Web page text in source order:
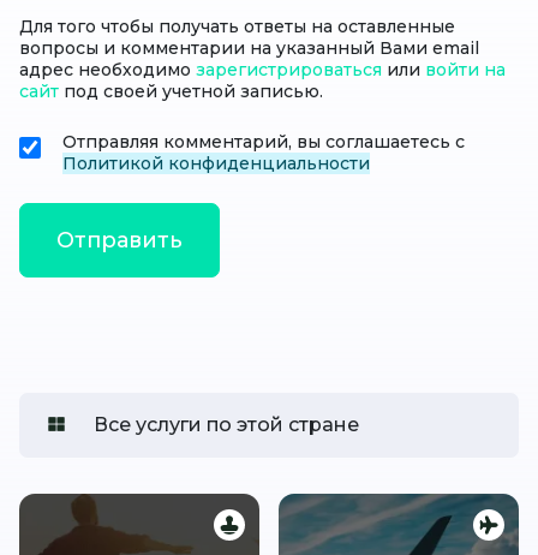
Для того чтобы получать ответы на оставленные
вопросы и комментарии на указанный Вами email
адрес необходимо зарегистрироваться или войти на
сайт под своей учетной записью.
Отправляя комментарий, вы соглашаетесь с
Политикой конфиденциальности
Все услуги по этой стране